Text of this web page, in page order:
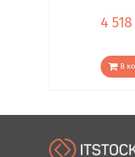
4
В